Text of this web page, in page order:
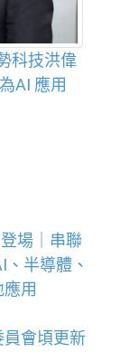
科技洪偉
AI 應用
場｜串聯
半導體、
用
會頃更新